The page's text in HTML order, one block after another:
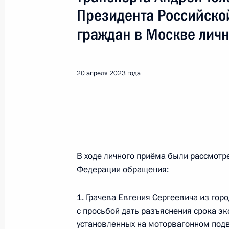
15 апреля, среда
Московской области Сергей
20 ноября 2025 года, четверг
Продлён контроль исполнения
по поручению Президента
Президента Российской
Президента
граждан в Москве
20 апреля 2023 года
В ходе личного приёма были
Федерации обращения:
1. Грачева Евгения Сергеевича из
с просьбой дать разъяснения срока
установленных на моторвагонном